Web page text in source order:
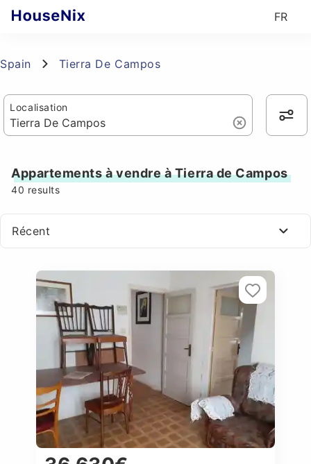
FR
Spain Tierra De Campos
Localisation
Appartements à vendre à Tierra de Campos
40 results
Récent